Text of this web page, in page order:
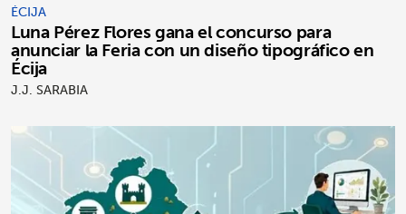
ÉCIJA
Luna Pérez Flores gana el concurso para
anunciar la Feria con un diseño tipográfico en
Écija
J.J. SARABIA